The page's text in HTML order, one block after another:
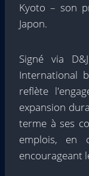
Kyoto – son
Japon.
Signé via
International
reflète
expansion
terme à ses
emplois, en
encourageant